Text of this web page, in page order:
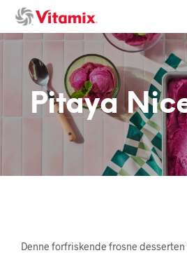
Pitaya
Denne forfriskende frosne desserten